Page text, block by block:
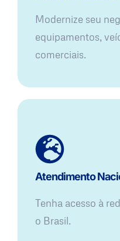
Modernize seu
equipamentos,
comerciais.
Atendimento
Tenha acesso à
o Brasil.